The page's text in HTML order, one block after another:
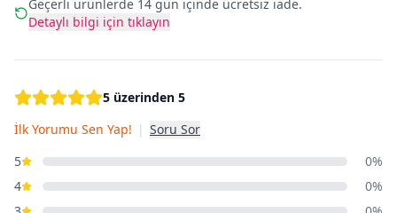
Geçerli ürünlerde 14 gün içinde ücretsiz iade.
Detaylı bilgi için tıklayın
5 üzerinden 5
İlk Yorumu Sen Yap! | Soru Sor
5
0%
4
0%